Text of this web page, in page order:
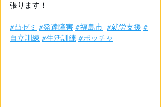
張ります！
#凸ゼミ #発達障害 #福島市 #就労支援 #
自立訓練 #生活訓練 #ボッチャ